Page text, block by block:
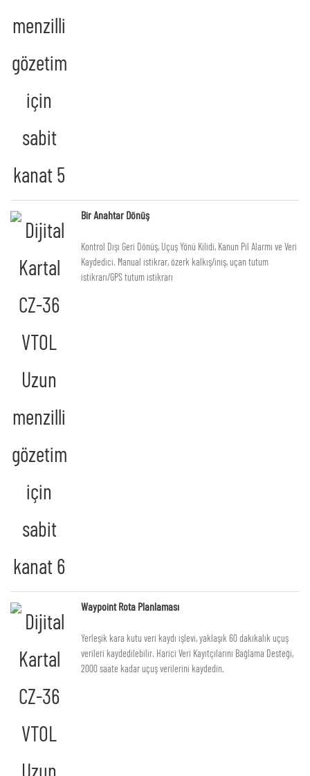
Bir Anahtar Dönüş
Kontrol Dışı Geri Dönüş, Uçuş Yönü Kilidi, Kanun Pil Alarmı ve Veri
Kaydedici. Manual istikrar, özerk kalkış/iniş, uçan tutum
istikrarı/GPS tutum istikrarı
Waypoint Rota Planlaması
Yerleşik kara kutu veri kaydı işlevi, yaklaşık 60 dakikalık uçuş
verileri kaydedilebilir. Harici Veri Kayıtçılarını Bağlama Desteği,
2000 saate kadar uçuş verilerini kaydedin.